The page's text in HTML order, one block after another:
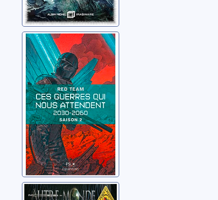
Ces guerres qui
nous attendent
02: 2030-2060
Red team
Autre-monde: